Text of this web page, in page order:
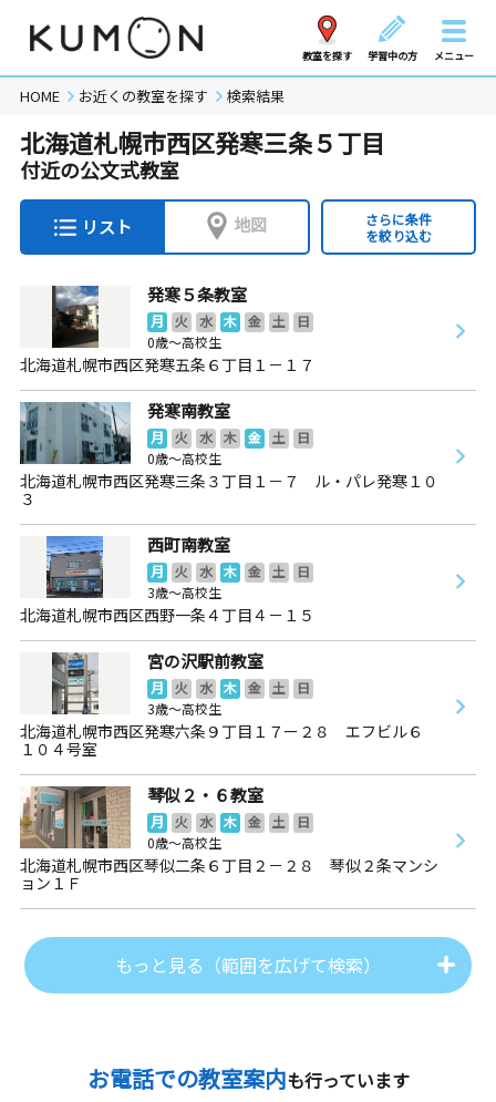
教室を探す 学習中の方 メニュー
HOME お近くの教室を探す 検索結果
北海道札幌市西区発寒三条５丁目
付近の公文式教室
リスト 地図
さらに条件
を絞り込む
発寒５条教室
月 火 水 木 金 土
日
0歳～高校生
北海道札幌市西区発寒五条６丁目１－１７
発寒南教室
月 火 水 木 金 土
日
0歳～高校生
北海道札幌市西区発寒三条３丁目１－７ ル・パレ発寒１０
３
西町南教室
月 火 水 木 金 土
日
3歳～高校生
北海道札幌市西区西野一条４丁目４－１５
宮の沢駅前教室
月 火 水 木 金 土
日
3歳～高校生
北海道札幌市西区発寒六条９丁目１７ー２８ エフビル６
１０４号室
琴似２・６教室
月 火 水 木 金 土
日
0歳～高校生
北海道札幌市西区琴似二条６丁目２－２８ 琴似２条マンシ
ョン１Ｆ
もっと見る（範囲を広げて検索）
お電話での教室案内も行っています